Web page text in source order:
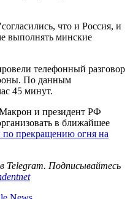
что и Россия, и
выполнять минские
телефонный разговор
По данным
45 минут.
и президент РФ
в ближайшее
прекращению огня на
в Telegram. Подписывайтесь